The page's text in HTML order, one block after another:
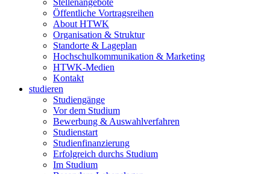
Stellenangebote
Öffentliche Vortragsreihen
About HTWK
Organisation & Struktur
Standorte & Lageplan
Hochschulkommunikation & Marketing
HTWK-Medien
Kontakt
studieren
Studiengänge
Vor dem Studium
Bewerbung & Auswahlverfahren
Studienstart
Studienfinanzierung
Erfolgreich durchs Studium
Im Studium